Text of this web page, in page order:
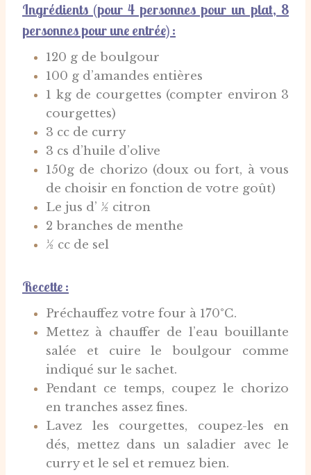
Ingrédients (pour 4 personnes pour un plat, 8
personnes pour une entrée) :
120 g de boulgour
100 g d’amandes entières
1 kg de courgettes (compter environ 3
courgettes)
3 cc de curry
3 cs d’huile d’olive
150g de chorizo (doux ou fort, à vous
de choisir en fonction de votre goût)
Le jus d’ ½ citron
2 branches de menthe
½ cc de sel
Recette :
Préchauffez votre four à 170°C.
Mettez à chauffer de l’eau bouillante
salée et cuire le boulgour comme
indiqué sur le sachet.
Pendant ce temps, coupez le chorizo
en tranches assez fines.
Lavez les courgettes, coupez-les en
dés, mettez dans un saladier avec le
curry et le sel et remuez bien.